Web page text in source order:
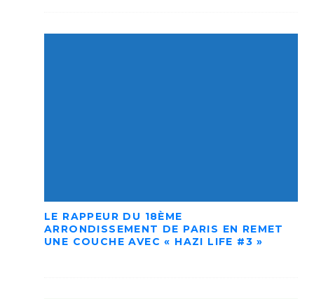
LE RAPPEUR DU 18ÈME
ARRONDISSEMENT DE PARIS EN REMET
UNE COUCHE AVEC « HAZI LIFE #3 »